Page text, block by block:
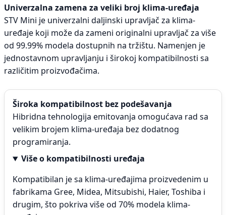
Univerzalna zamena za veliki broj klima-uređaja
STV Mini je univerzalni daljinski upravljač za klima-
uređaje koji može da zameni originalni upravljač za više
od 99.99% modela dostupnih na tržištu. Namenjen je
jednostavnom upravljanju i širokoj kompatibilnosti sa
različitim proizvođačima.
Široka kompatibilnost bez podešavanja
Hibridna tehnologija emitovanja omogućava rad sa
velikim brojem klima-uređaja bez dodatnog
programiranja.
Više o kompatibilnosti uređaja
Kompatibilan je sa klima-uređajima proizvedenim u
fabrikama Gree, Midea, Mitsubishi, Haier, Toshiba i
drugim, što pokriva više od 70% modela klima-